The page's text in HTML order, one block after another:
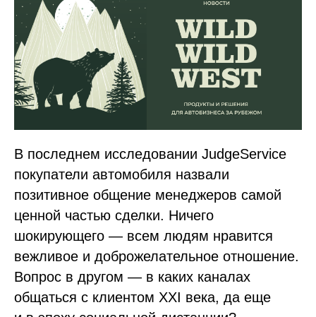
В последнем исследовании JudgeService
покупатели автомобиля назвали
позитивное общение менеджеров самой
ценной частью сделки. Ничего
шокирующего — всем людям нравится
вежливое и доброжелательное отношение.
Вопрос в другом — в каких каналах
общаться с клиентом XXI века, да еще